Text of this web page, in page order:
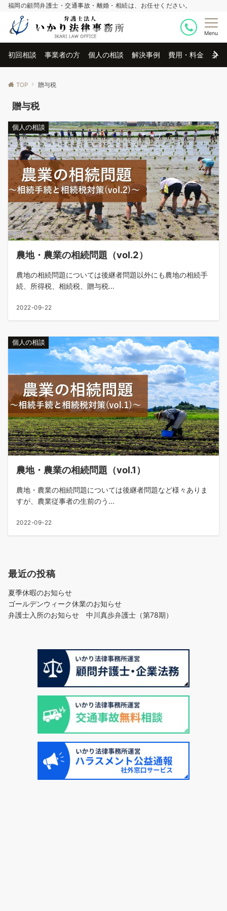
福岡の顧問弁護士・交通事故・離婚・相続は、お任せください。
Menu
初回相談 事業者の方 個人の相談 解決事例 費用・料金 弁
TOP 贈与税
贈与税
個人の相談
農地・農業の相続問題（vol.2）
農地の相続問題については後継者問題以外にも農地の相続手
続、所得税、相続税、贈与税...
2022-09-22
個人の相談
農地・農業の相続問題（vol.1）
農地・農業の相続問題については後継者問題など様々ありま
すが、農業従事者の生前のう...
2022-09-22
最近の投稿
夏季休暇のお知らせ
ゴールデンウィーク休業のお知らせ
弁護士入所のお知らせ 中川真歩弁護士（第78期）